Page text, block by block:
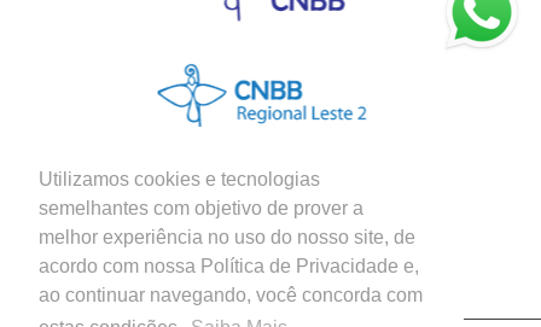
Utilizamos cookies e tecnologias
semelhantes com objetivo de prover a
melhor experiência no uso do nosso site, de
acordo com nossa Política de Privacidade e,
ao continuar navegando, você concorda com
Siga nossas Redes Sociais